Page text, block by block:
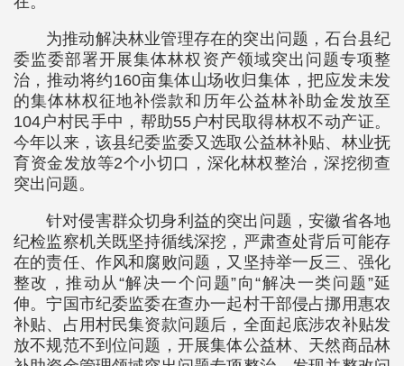
为推动解决林业管理存在的突出问题，石台县纪
委监委部署开展集体林权资产领域突出问题专项整
治，推动将约160亩集体山场收归集体，把应发未发
的集体林权征地补偿款和历年公益林补助金发放至
104户村民手中，帮助55户村民取得林权不动产证。
今年以来，该县纪委监委又选取公益林补贴、林业抚
育资金发放等2个小切口，深化林权整治，深挖彻查
突出问题。
针对侵害群众切身利益的突出问题，安徽省各地
纪检监察机关既坚持循线深挖，严肃查处背后可能存
在的责任、作风和腐败问题，又坚持举一反三、强化
整改，推动从“解决一个问题”向“解决一类问题”延
伸。宁国市纪委监委在查办一起村干部侵占挪用惠农
补贴、占用村民集资款问题后，全面起底涉农补贴发
放不规范不到位问题，开展集体公益林、天然商品林